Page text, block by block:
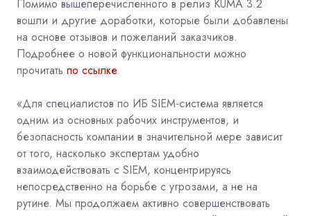
Помимо вышеперечисленного в релиз KUMA 3.2
вошли и другие доработки, которые были добавлены
на основе отзывов и пожеланий заказчиков.
Подробнее о новой функциональности можно
прочитать по ссылке.
«Для специалистов по ИБ SIEM-система является
одним из основных рабочих инструментов, и
безопасность компании в значительной мере зависит
от того, насколько экспертам удобно
взаимодействовать с SIEM, концентрируясь
непосредственно на борьбе с угрозами, а не на
рутине. Мы продолжаем активно совершенствовать